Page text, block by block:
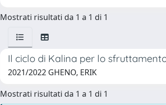
Mostrati risultati da 1 a 1 di 1
Il ciclo di Kalina per lo
2021/2022 GHENO, ERIK
Mostrati risultati da 1 a 1 di 1